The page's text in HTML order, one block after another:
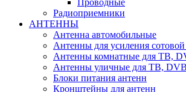
Проводные
Радиоприемники
АНТЕННЫ
Антенна автомобильные
Антенны для усиления сотовой
Антенны комнатные для ТВ,
Антенны уличные для ТВ,
Блоки питания антенн
Кронштейны для антенн